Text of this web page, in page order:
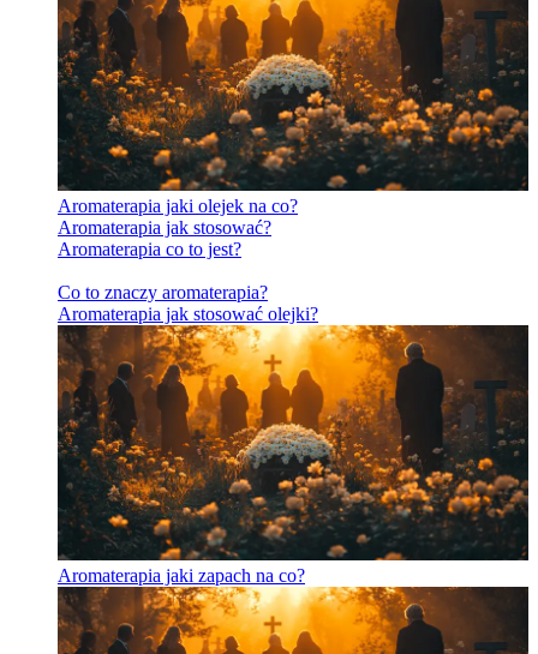
Aromaterapia jaki olejek na co?
Aromaterapia jak stosować?
Aromaterapia co to jest?
Co to znaczy aromaterapia?
Aromaterapia jak stosować olejki?
Aromaterapia jaki zapach na co?